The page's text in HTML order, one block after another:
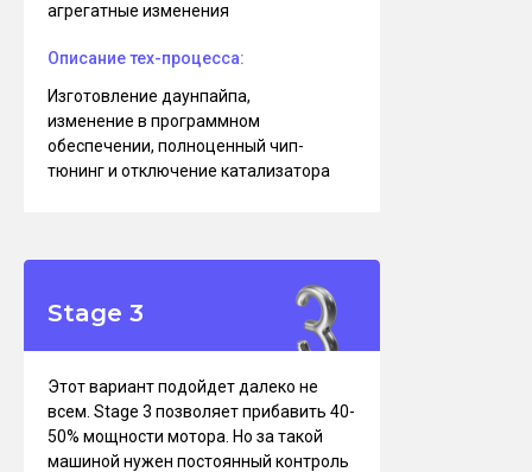
агрегатные изменения
Изготовление даунпайпа,
изменение в программном
обеспечении, полноценный чип-
тюнинг и отключение катализатора
Описание тех-процесса:
Stage 3
Этот вариант подойдет далеко не
всем. Stage 3 позволяет прибавить 40-
50% мощности мотора. Но за такой
машиной нужен постоянный контроль